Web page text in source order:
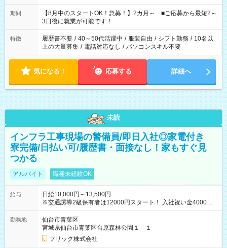
と休みを合わせたい」 「余裕を持って夕飯の準備がしたい」
「できれば残業はしたくない」 など、ご希望を教えてください
ね。 ※Wワーク希望の方へ 今ご覧のお仕事で希望する勤務時間
と、もう1つのお仕事の勤務時間。 合計で週40時間を超える場
合は応募できません。
期間
【8月中のスタートOK！急募！】2カ月～ ■ご応募から最短2～
3日後に就業が可能です！
特徴 履歴書不要 / 40～50代活躍中 / 服装自由 / シフト勤務 / 10名以
上の大量募集 / 電話対応なし / パソコンスキル不要
気になる！ 応募する 詳細へ
未読
インフラ工事現場の警備員/即日入社◎家電付き
寮完備/日払い可/履歴書・面接なし！家もすぐ見
つかる
アルバイト 職種未経験OK
給与
日給10,000円～13,500円
※交通誘導2級保有者は12000円スタート！ 入社祝い金4000円
【試用期間】試用期間なし
勤務地
仙台市青葉区
宮城県仙台市青葉区台原森林公園１－１
フリック株式会社